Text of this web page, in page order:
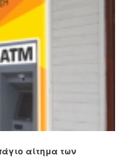
αίτημα των